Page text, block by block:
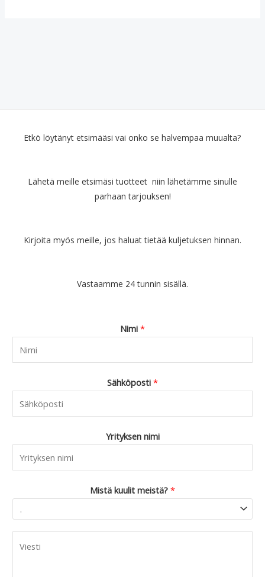
Etkö löytänyt etsimääsi vai onko se halvempaa muualta?
Lähetä meille etsimäsi tuotteet niin lähetämme sinulle
parhaan tarjouksen!
Kirjoita myös meille, jos haluat tietää kuljetuksen hinnan.
Vastaamme 24 tunnin sisällä.
Nimi *
Sähköposti *
Yrityksen nimi
Mistä kuulit meistä? *